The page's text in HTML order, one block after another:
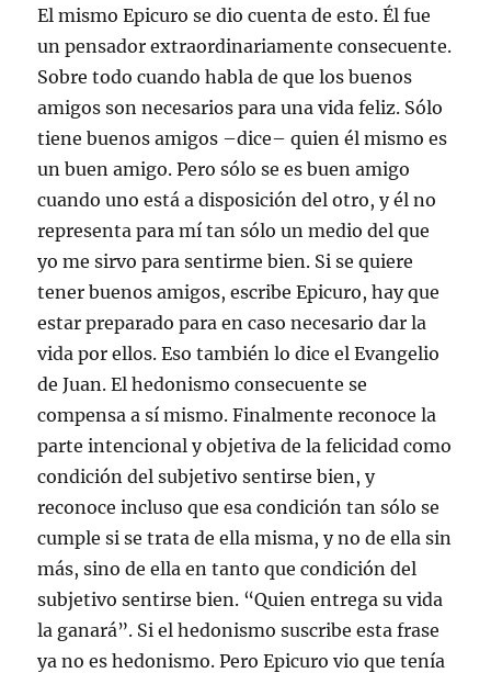
El mismo Epicuro se dio cuenta de esto. Él fue
un pensador extraordinariamente consecuente.
Sobre todo cuando habla de que los buenos
amigos son necesarios para una vida feliz. Sólo
tiene buenos amigos –dice– quien él mismo es
un buen amigo. Pero sólo se es buen amigo
cuando uno está a disposición del otro, y él no
representa para mí tan sólo un medio del que
yo me sirvo para sentirme bien. Si se quiere
tener buenos amigos, escribe Epicuro, hay que
estar preparado para en caso necesario dar la
vida por ellos. Eso también lo dice el Evangelio
de Juan. El hedonismo consecuente se
compensa a sí mismo. Finalmente reconoce la
parte intencional y objetiva de la felicidad como
condición del subjetivo sentirse bien, y
reconoce incluso que esa condición tan sólo se
cumple si se trata de ella misma, y no de ella sin
más, sino de ella en tanto que condición del
subjetivo sentirse bien. “Quien entrega su vida
la ganará”. Si el hedonismo suscribe esta frase
ya no es hedonismo. Pero Epicuro vio que tenía